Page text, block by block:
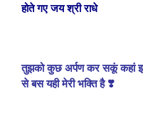
होते गए जय श्री राधे
तुझको कुछ अर्पण कर सकूं कहां
से बस यही मेरी भक्ति है ❣️